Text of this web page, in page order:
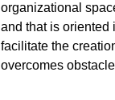
organizational
and that is oriented
facilitate the
overcomes